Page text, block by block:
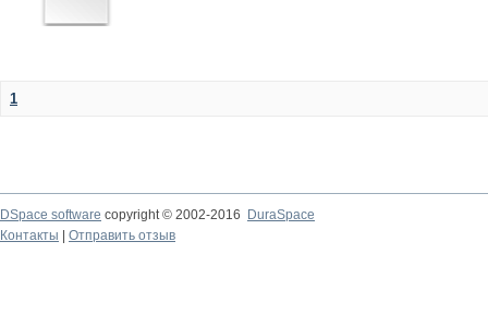
1
DSpace software copyright © 2002-2016
DuraSpace
Контакты
Отправить отзыв